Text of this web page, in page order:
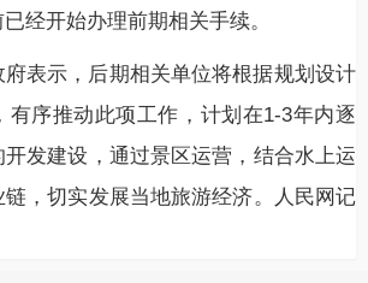
经开始办理前期相关手续。
表示，后期相关单位将根据规划设计
有序推动此项工作，计划在1-3年内逐
发建设，通过景区运营，结合水上运
，切实发展当地旅游经济。人民网记